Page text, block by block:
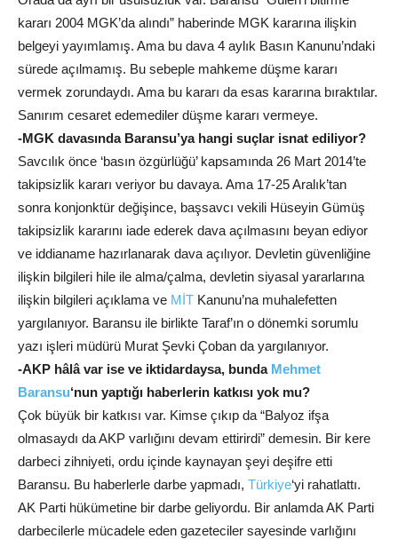
kararı 2004 MGK’da alındı” haberinde MGK kararına ilişkin
belgeyi yayımlamış. Ama bu dava 4 aylık Basın Kanunu’ndaki
sürede açılmamış. Bu sebeple mahkeme düşme kararı
vermek zorundaydı. Ama bu kararı da esas kararına bıraktılar.
Sanırım cesaret edemediler düşme kararı vermeye.
-MGK davasında Baransu’ya hangi suçlar isnat ediliyor?
Savcılık önce ‘basın özgürlüğü’ kapsamında 26 Mart 2014’te
takipsizlik kararı veriyor bu davaya. Ama 17-25 Aralık’tan
sonra konjonktür değişince, başsavcı vekili Hüseyin Gümüş
takipsizlik kararını iade ederek dava açılmasını beyan ediyor
ve iddianame hazırlanarak dava açılıyor. Devletin güvenliğine
ilişkin bilgileri hile ile alma/çalma, devletin siyasal yararlarına
ilişkin bilgileri açıklama ve MİT Kanunu’na muhalefetten
yargılanıyor. Baransu ile birlikte Taraf’ın o dönemki sorumlu
yazı işleri müdürü Murat Şevki Çoban da yargılanıyor.
-AKP hâlâ var ise ve iktidardaysa, bunda Mehmet
Baransu‘nun yaptığı haberlerin katkısı yok mu?
Çok büyük bir katkısı var. Kimse çıkıp da “Balyoz ifşa
olmasaydı da AKP varlığını devam ettirirdi” demesin. Bir kere
darbeci zihniyeti, ordu içinde kaynayan şeyi deşifre etti
Baransu. Bu haberlerle darbe yapmadı, Türkiye‘yi rahatlattı.
AK Parti hükümetine bir darbe geliyordu. Bir anlamda AK Parti
darbecilerle mücadele eden gazeteciler sayesinde varlığını